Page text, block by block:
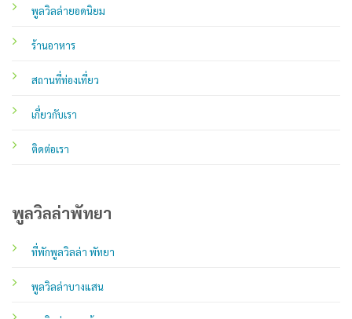
พูลวิลล่ายอดนิยม
ร้านอาหาร
สถานที่ท่องเที่ยว
เกี่ยวกับเรา
ติดต่อเรา
พูลวิลล่าพัทยา
ที่พักพูลวิลล่า พัทยา
พูลวิลล่าบางแสน